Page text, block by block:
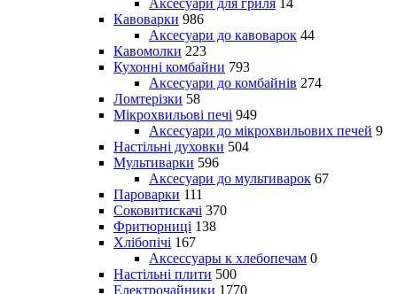
Аксесуари для гриля 14
Кавоварки 986
Аксесуари до кавоварок 44
Кавомолки 223
Кухонні комбайни 793
Аксесуари до комбайнів 274
Ломтерізки 58
Мікрохвильові печі 949
Аксесуари до мікрохвильових печей 9
Настільні духовки 504
Мультиварки 596
Аксесуари до мультиварок 67
Пароварки 111
Соковитискачі 370
Фритюрниці 138
Хлібопічі 167
Аксессуары к хлебопечам 0
Настільні плити 500
Електрочайники 1770